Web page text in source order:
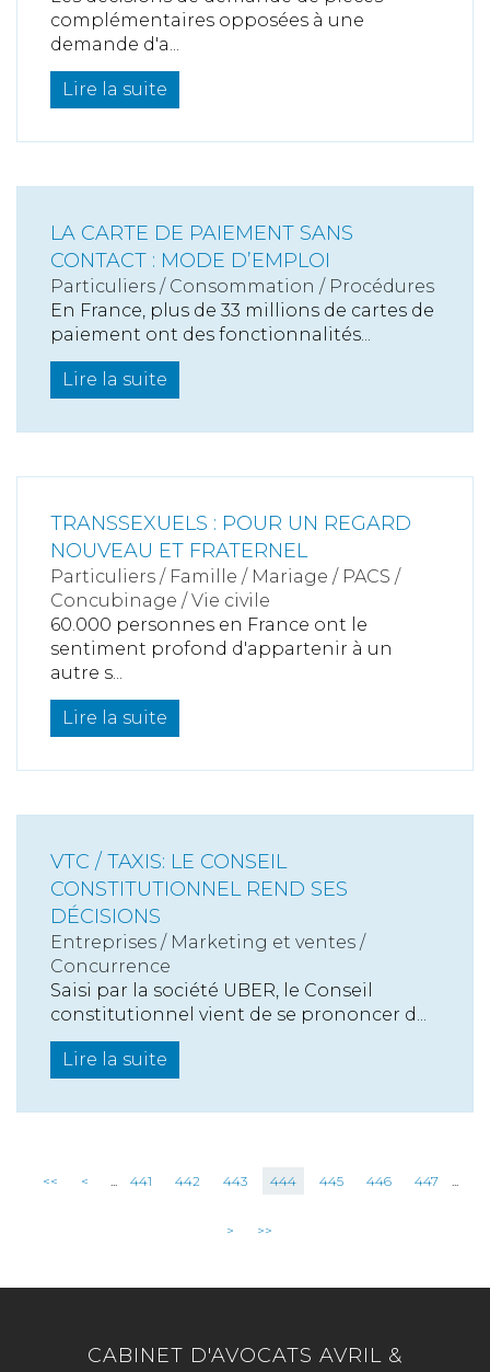
complémentaires opposées à une
demande d'a...
Lire la suite
LA CARTE DE PAIEMENT SANS
CONTACT : MODE D’EMPLOI
Particuliers / Consommation / Procédures
En France, plus de 33 millions de cartes de
paiement ont des fonctionnalités...
Lire la suite
TRANSSEXUELS : POUR UN REGARD
NOUVEAU ET FRATERNEL
Particuliers / Famille / Mariage / PACS /
Concubinage / Vie civile
60.000 personnes en France ont le
sentiment profond d'appartenir à un
autre s...
Lire la suite
VTC / TAXIS: LE CONSEIL
CONSTITUTIONNEL REND SES
DÉCISIONS
Entreprises / Marketing et ventes /
Concurrence
Saisi par la société UBER, le Conseil
constitutionnel vient de se prononcer d...
Lire la suite
<< < ... 441 442 443 444 445 446 447 ...
> >>
CABINET D'AVOCATS AVRIL &